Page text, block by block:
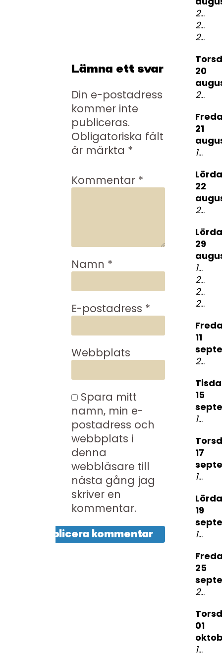
Lämna ett svar
Din e-postadress
kommer inte
publiceras.
Obligatoriska fält
är märkta *
Kommentar *
Namn *
E-postadress *
Webbplats
Spara mitt
namn, min e-
postadress och
webbplats i
denna
webbläsare till
nästa gång jag
skriver en
kommentar.
23:00
23:00
23:00
torsdag
20
20:00
fredag
21
17.30
lördag
22
23:00
lördag
29
19:00
23:00
23:00
23:00
fredag
11
21:00
tisdag
15
19:00
torsdag
17
19:00
lördag
19
19.30
fredag
25
23:00
torsdag
01
19:00